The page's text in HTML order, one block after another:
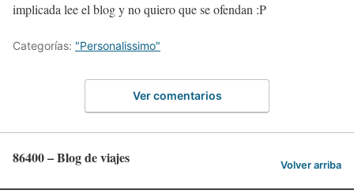
implicada lee el blog y no quiero que se ofendan :P
Categorías: "Personalissimo"
Ver comentarios
86400 – Blog de viajes Volver arriba